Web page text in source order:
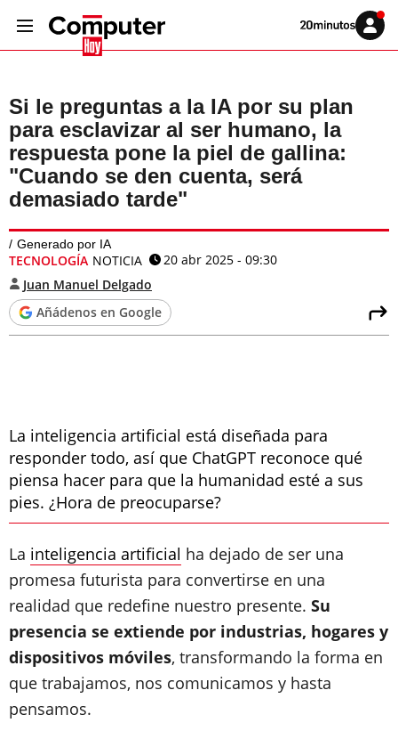
Volver
Iniciar
sesión
Si le preguntas a la IA por su plan
para esclavizar al ser humano, la
respuesta pone la piel de gallina:
"Cuando se den cuenta, será
demasiado tarde"
Generado por IA
TECNOLOGÍA NOTICIA
20 abr 2025 - 09:30
Juan Manuel Delgado
Añádenos en Google
La inteligencia artificial está diseñada para
responder todo, así que ChatGPT reconoce qué
piensa hacer para que la humanidad esté a sus
pies. ¿Hora de preocuparse?
La inteligencia artificial ha dejado de ser una
promesa futurista para convertirse en una
realidad que redefine nuestro presente. Su
presencia se extiende por industrias, hogares y
dispositivos móviles, transformando la forma en
que trabajamos, nos comunicamos y hasta
pensamos.